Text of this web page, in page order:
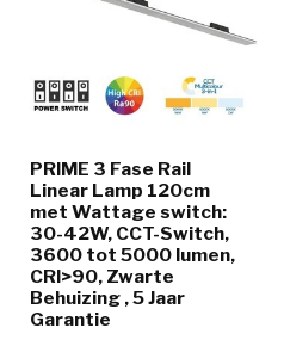
PRIME 3 Fase Rail
Linear Lamp 120cm
met Wattage switch:
30-42W, CCT-Switch,
3600 tot 5000 lumen,
CRI>90, Zwarte
Behuizing , 5 Jaar
Garantie